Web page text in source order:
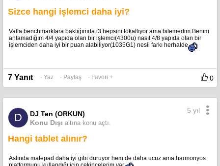
Sizce hangi işlemci daha iyi?
Valla benchmarklara baktığımda i3 hepsini tokatlıyor ama bilemedim.Benim
anlamadığım 4/4 yapıda olan bir işlemci(4300u) nasıl 4/8 yapıda olan bir
işlemciden daha iyi bir puan alabiliyor(1035G1) nesil farkı herhalde
7 Yanıt · Yaz · Paylaş · Favori + 0
D
DJ Ten (ORKUN)
Konu Dışı altına konu açtı.
5 yıl
Hangi tablet alınır?
Aslında matepad daha iyi gibi duruyor hem de daha ucuz ama harmonyos